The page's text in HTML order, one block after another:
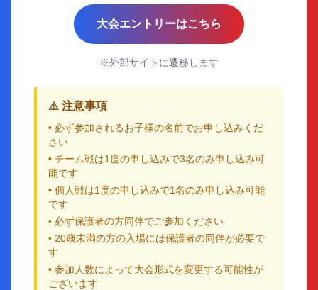
大会エントリーはこちら
※外部サイトに遷移します
⚠️ 注意事項
• 必ず参加されるお子様の名前でお申し込みくだ
さい
• チーム戦は1度の申し込みで3名のみ申し込み可
能です
• 個人戦は1度の申し込みで1名のみ申し込み可能
です
• 必ず保護者の方同伴でご参加ください
• 20歳未満の方の入場には保護者の同伴が必要で
す
• 参加人数によって大会形式を変更する可能性が
ございます